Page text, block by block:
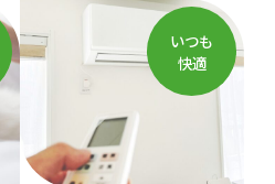
いつも
快適